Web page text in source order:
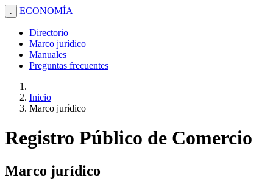
. ECONOMÍA
Directorio
Marco jurídico
Manuales
Preguntas frecuentes
Inicio
Marco jurídico
Registro Público de Comercio
Marco jurídico